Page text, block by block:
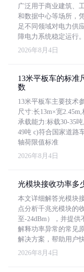
广泛用于商业建筑、
和数据中心等场所，
足不同领域对电力供
障电力系统稳定运行。
2026年8月4日
13米平板车的标准
数
13米平板车主要技术
尺寸:长13m×宽
承载能力:标载30-35
49吨 c)符合国家道路
轴荷限值标准
2026年8月4日
光模块接收功率多
本文详细解答光模块
点分析千兆光模块的
至-24dBm），并提
解释功率异常的常见
解决方案，帮助用户
2026年8月4日